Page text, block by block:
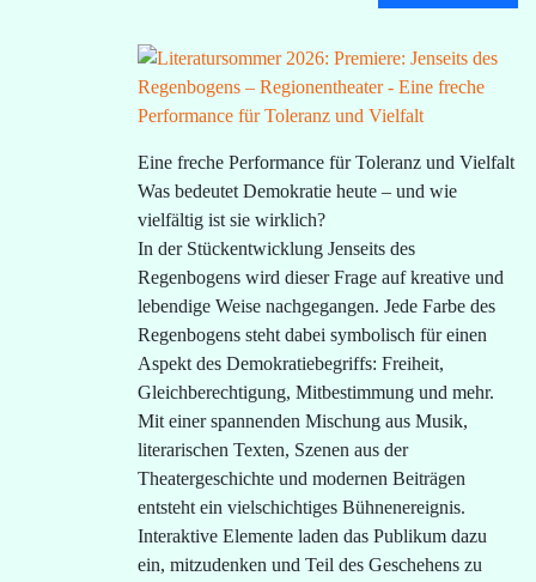
Eine freche Performance für Toleranz und Vielfalt
Was bedeutet Demokratie heute – und wie
vielfältig ist sie wirklich?
In der Stückentwicklung Jenseits des
Regenbogens wird dieser Frage auf kreative und
lebendige Weise nachgegangen. Jede Farbe des
Regenbogens steht dabei symbolisch für einen
Aspekt des Demokratiebegriffs: Freiheit,
Gleichberechtigung, Mitbestimmung und mehr.
Mit einer spannenden Mischung aus Musik,
literarischen Texten, Szenen aus der
Theatergeschichte und modernen Beiträgen
entsteht ein vielschichtiges Bühnenereignis.
Interaktive Elemente laden das Publikum dazu
ein, mitzudenken und Teil des Geschehens zu